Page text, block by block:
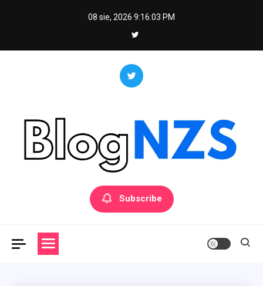
08 sie, 2026 9:16:04 PM
Portal ogólnotematyczny
Subscribe